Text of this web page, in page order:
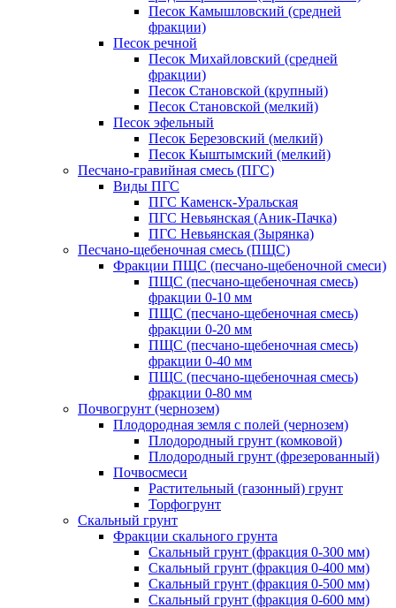
Песок Камышловский (средней
фракции)
Песок речной
Песок Михайловский (средней
фракции)
Песок Становской (крупный)
Песок Становской (мелкий)
Песок эфельный
Песок Березовский (мелкий)
Песок Кыштымский (мелкий)
Песчано-гравийная смесь (ПГС)
Виды ПГС
ПГС Каменск-Уральская
ПГС Невьянская (Аник-Пачка)
ПГС Невьянская (Зырянка)
Песчано-щебеночная смесь (ПЩС)
Фракции ПЩС (песчано-щебеночной смеси)
ПЩС (песчано-щебеночная смесь)
фракции 0-10 мм
ПЩС (песчано-щебеночная смесь)
фракции 0-20 мм
ПЩС (песчано-щебеночная смесь)
фракции 0-40 мм
ПЩС (песчано-щебеночная смесь)
фракции 0-80 мм
Почвогрунт (чернозем)
Плодородная земля с полей (чернозем)
Плодородный грунт (комковой)
Плодородный грунт (фрезерованный)
Почвосмеси
Растительный (газонный) грунт
Торфогрунт
Скальный грунт
Фракции скального грунта
Скальный грунт (фракция 0-300 мм)
Скальный грунт (фракция 0-400 мм)
Скальный грунт (фракция 0-500 мм)
Скальный грунт (фракция 0-600 мм)